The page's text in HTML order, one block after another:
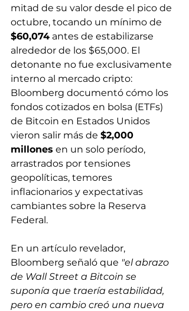
mitad de su valor desde el pico de
octubre, tocando un mínimo de
$60,074 antes de estabilizarse
alrededor de los $65,000. El
detonante no fue exclusivamente
interno al mercado cripto:
Bloomberg documentó cómo los
fondos cotizados en bolsa (ETFs)
de Bitcoin en Estados Unidos
vieron salir más de $2,000
millones en un solo período,
arrastrados por tensiones
geopolíticas, temores
inflacionarios y expectativas
cambiantes sobre la Reserva
Federal.
En un artículo revelador,
Bloomberg señaló que "el abrazo
de Wall Street a Bitcoin se
suponía que traería estabilidad,
pero en cambio creó una nueva